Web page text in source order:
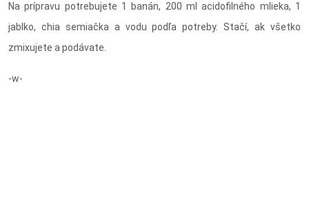
Na prípravu potrebujete 1 banán, 200 ml acidofilného mlieka, 1
jablko, chia semiačka a vodu podľa potreby. Stačí, ak všetko
zmixujete a podávate.
-w-